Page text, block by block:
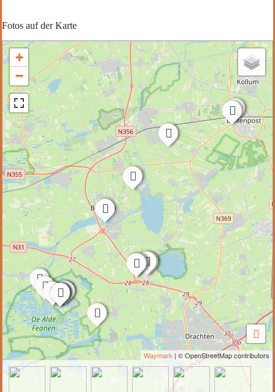
Fotos auf der Karte
+
−
Waymark | © OpenStreetMap contributors